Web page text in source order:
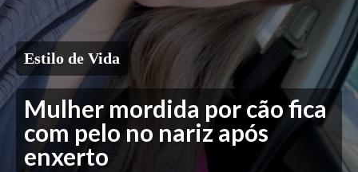
Estilo de Vida
Mulher mordida por cão fica
com pelo no nariz após
enxerto